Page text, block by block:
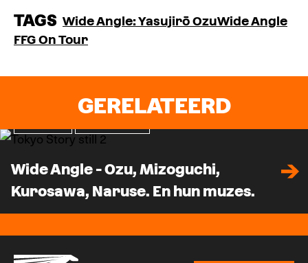
TAGS Wide Angle: Yasujirō OzuWide Angle
FFG On Tour
GERELATEERD
Wide Angle - Ozu, Mizoguchi,
Kurosawa, Naruse. En hun muzes.